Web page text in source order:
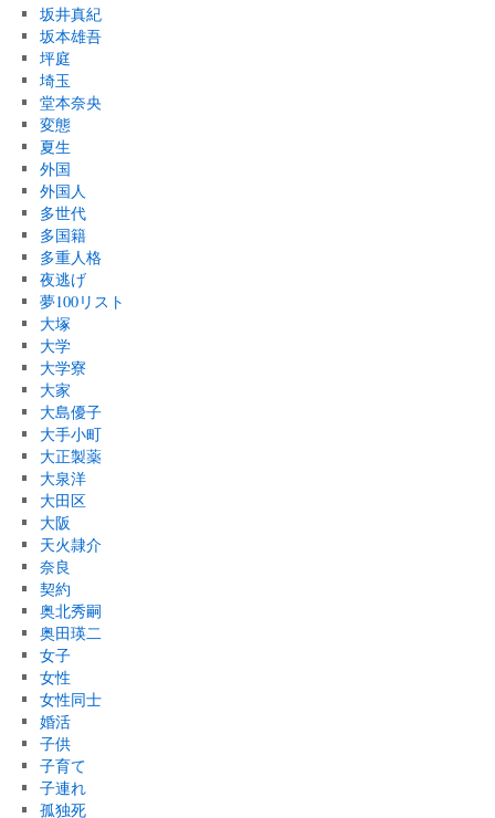
坂井真紀
坂本雄吾
坪庭
埼玉
堂本奈央
変態
夏生
外国
外国人
多世代
多国籍
多重人格
夜逃げ
夢100リスト
大塚
大学
大学寮
大家
大島優子
大手小町
大正製薬
大泉洋
大田区
大阪
天火隷介
奈良
契約
奥北秀嗣
奥田瑛二
女子
女性
女性同士
婚活
子供
子育て
子連れ
孤独死